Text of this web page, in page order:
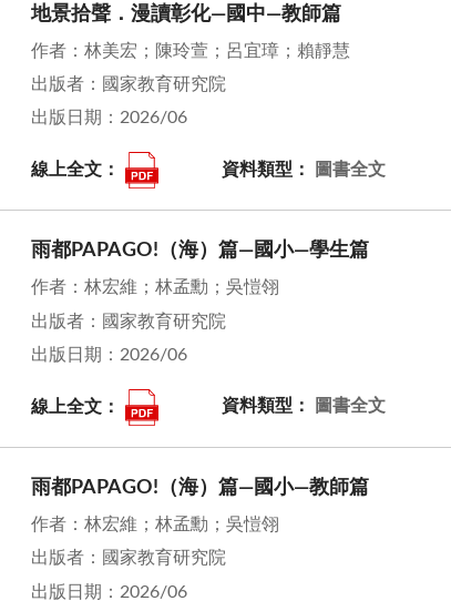
地景拾聲．漫讀彰化—國中—教師篇
作者：林美宏；陳玲萱；呂宜璋；賴靜慧
出版者：國家教育研究院
出版日期：2026/06
線上全文： 資料類型： 圖書全文
雨都PAPAGO!（海）篇—國小—學生篇
作者：林宏維；林孟勳；吳愷翎
出版者：國家教育研究院
出版日期：2026/06
線上全文： 資料類型： 圖書全文
雨都PAPAGO!（海）篇—國小—教師篇
作者：林宏維；林孟勳；吳愷翎
出版者：國家教育研究院
出版日期：2026/06